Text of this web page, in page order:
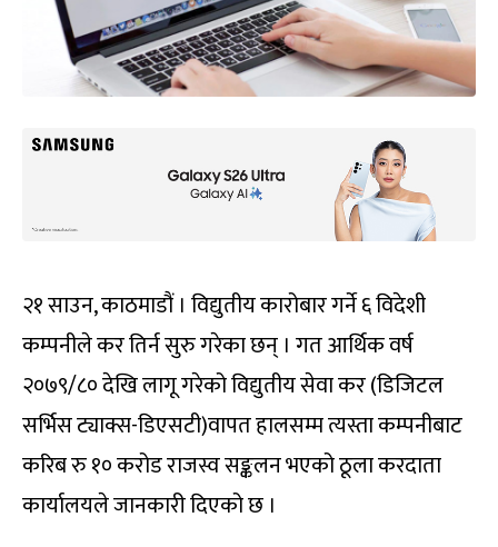
२१ साउन, काठमाडौं । विद्युतीय कारोबार गर्ने ६ विदेशी
कम्पनीले कर तिर्न सुरु गरेका छन् । गत आर्थिक वर्ष
२०७९/८० देखि लागू गरेको विद्युतीय सेवा कर (डिजिटल
सर्भिस ट्याक्स-डिएसटी)वापत हालसम्म त्यस्ता कम्पनीबाट
करिब रु १० करोड राजस्व सङ्कलन भएको ठूला करदाता
कार्यालयले जानकारी दिएको छ ।